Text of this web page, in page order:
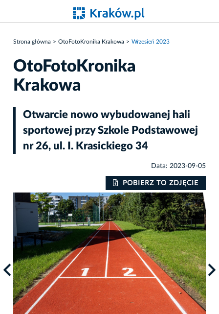
Strona główna OtoFotoKronika Krakowa Wrzesień 2023
OtoFotoKronika
Krakowa
Otwarcie nowo wybudowanej hali
sportowej przy Szkole Podstawowej
nr 26, ul. I. Krasickiego 34
Data: 2023-09-05
POBIERZ TO ZDJĘCIE